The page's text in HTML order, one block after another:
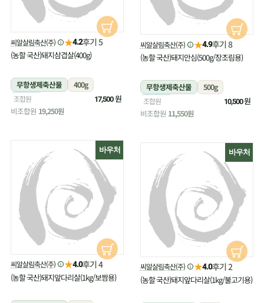
씨알살림축산(주) ★4.2후기 5
(농할 국산)돼지삼겹살(400g)
무항생제축산물
400g
냉장
조합원 17,500원
비조합원 19,250원
씨알살림축산(주) ★4.9후기 8
(농할 국산)돼지안심(500g/장조림용)
무항생제축산물
500g
냉장
조합원 10,500원
비조합원 11,550원
바우처
씨알살림축산(주) ★4.0후기 4
(농할 국산)돼지앞다리살(1kg/보쌈용)
바우처
씨알살림축산(주) ★4.0후기 2
(농할 국산)돼지앞다리살(1kg/불고기용)